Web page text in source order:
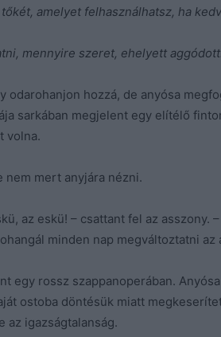
amelyet felhasználhatsz, ha
mennyire szeret, ehelyett aggódott.
odarohanjon hozzá, de anyósa
sarkában megjelent egy elítélő
volna.
nem mert anyjára nézni.
az eskü! – csattant fel az asszony.
minden nap megváltoztatni az
egy rossz szappanoperában.
ostoba döntésük miatt
az igazságtalanság.